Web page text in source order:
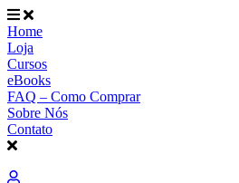
Ir
para
o
conteúdo
Home
Loja
Cursos
eBooks
FAQ – Como Comprar
Sobre Nós
Contato